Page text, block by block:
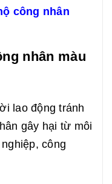
công nhân
nhân màu
lao động tránh
gây hại từ môi
công